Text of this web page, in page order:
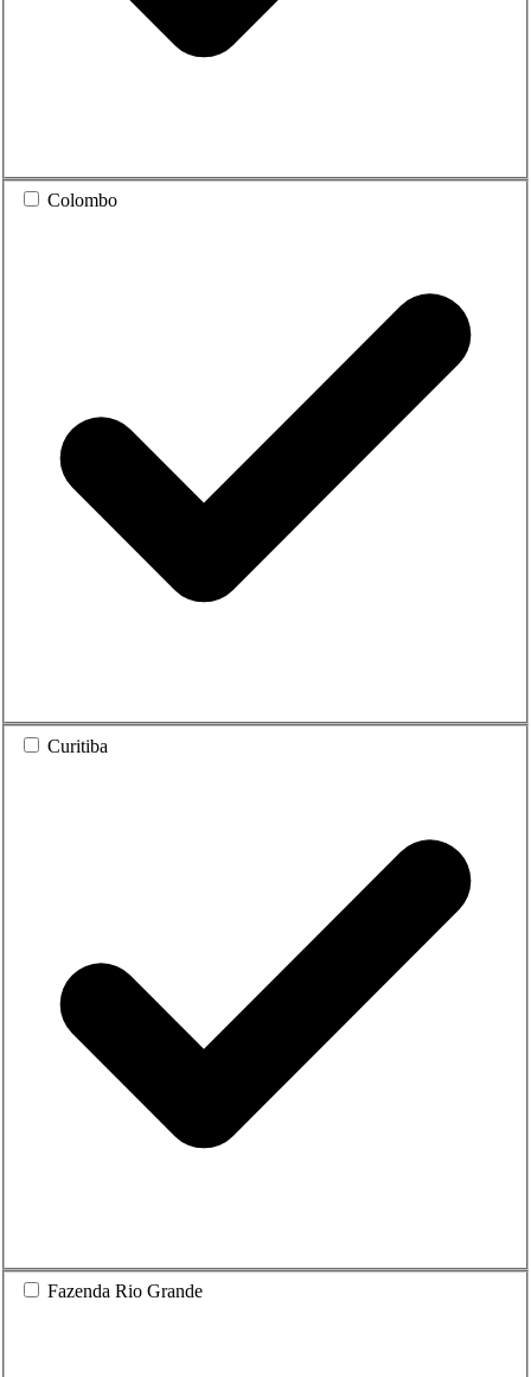
Colombo
Curitiba
Fazenda Rio Grande